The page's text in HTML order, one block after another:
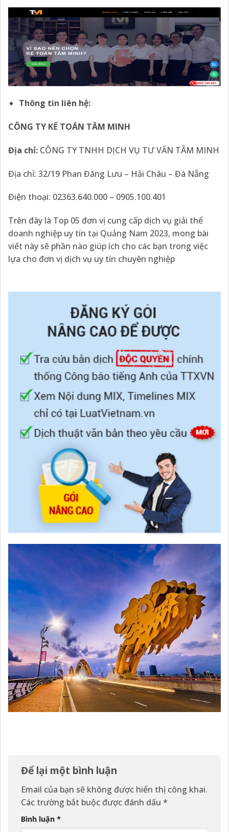
Thông tin liên hệ:
CÔNG TY KẾ TOÁN TÂM MINH
Địa chỉ: CÔNG TY TNHH DỊCH VỤ TƯ VẤN TÂM MINH
Địa chỉ: 32/19 Phan Đăng Lưu – Hải Châu – Đà Nẵng
Điện thoại: 02363.640.000 – 0905.100.401
Trên đây là Top 05 đơn vị cung cấp dịch vụ giải thể
doanh nghiệp uy tín tại Quảng Nam 2023, mong bài
viết này sẽ phần nào giúp ích cho các bạn trong việc
lựa cho đơn vị dịch vụ uy tín chuyên nghiệp
Để lại một bình luận
Email của bạn sẽ không được hiển thị công khai.
Các trường bắt buộc được đánh dấu *
Bình luận *